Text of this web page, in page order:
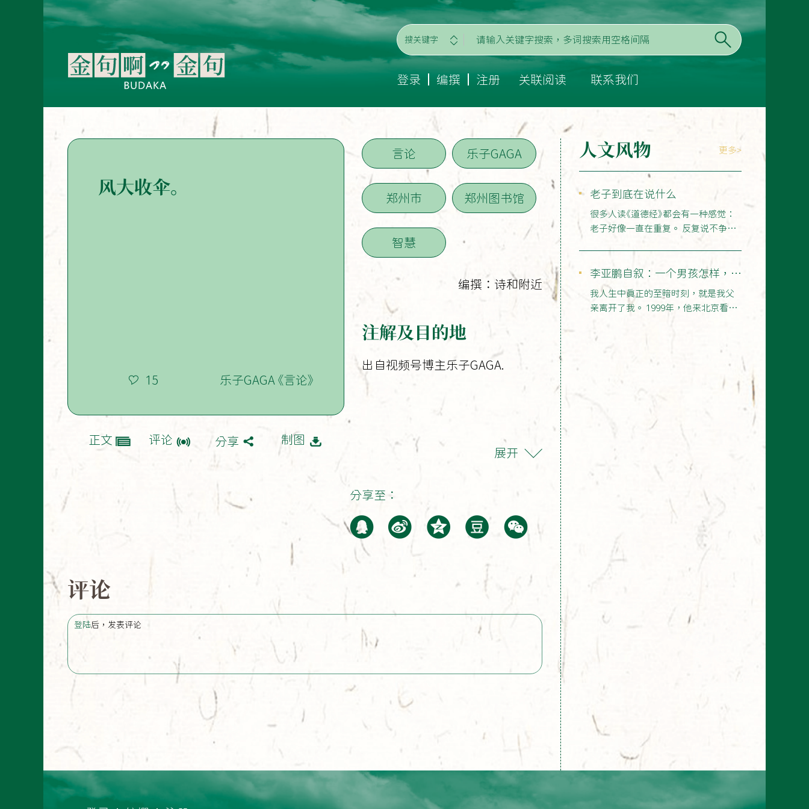
搜关键字
登录 编撰 注册 关联阅读 联系我们
风大收伞。
15 乐子GAGA 《言论》
正文 评论 分享 制图
言论 乐子GAGA
郑州市 郑州图书馆
智慧
编撰：诗和附近
注解及目的地
出自视频号博主乐子GAGA.
展开
分享至：
评论
登陆后，发表评论
人文风物 更多>
老子到底在说什么
很多人读《道德经》都会有一种感觉：
老子好像一直在重复。 反复说不争、
李亚鹏自叙：一个男孩怎样，看
他父亲
我人生中真正的至暗时刻，就是我父
亲离开了我。 1999年，他来北京看